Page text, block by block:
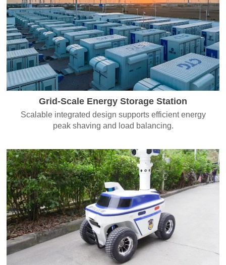
Grid-Scale Energy Storage Station
Scalable integrated design supports efficient energy
peak shaving and load balancing.